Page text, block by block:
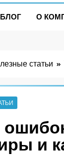
БЛОГ О
статьи
и